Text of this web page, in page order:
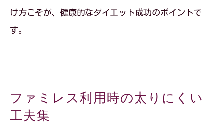
け方こそが、健康的なダイエット成功のポイントで
す。
ファミレス利用時の太りにくい
工夫集